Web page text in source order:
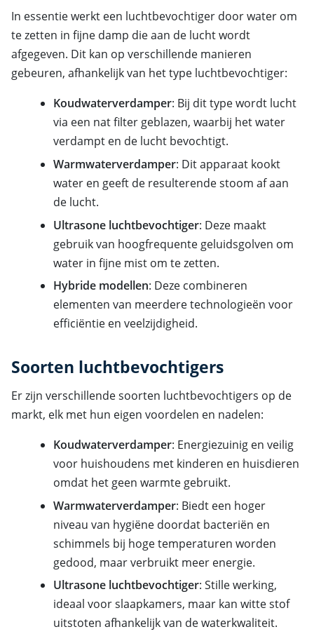
In essentie werkt een luchtbevochtiger door water om
te zetten in fijne damp die aan de lucht wordt
afgegeven. Dit kan op verschillende manieren
gebeuren, afhankelijk van het type luchtbevochtiger:
Koudwaterverdamper: Bij dit type wordt lucht
via een nat filter geblazen, waarbij het water
verdampt en de lucht bevochtigt.
Warmwaterverdamper: Dit apparaat kookt
water en geeft de resulterende stoom af aan
de lucht.
Ultrasone luchtbevochtiger: Deze maakt
gebruik van hoogfrequente geluidsgolven om
water in fijne mist om te zetten.
Hybride modellen: Deze combineren
elementen van meerdere technologieën voor
efficiëntie en veelzijdigheid.
Soorten luchtbevochtigers
Er zijn verschillende soorten luchtbevochtigers op de
markt, elk met hun eigen voordelen en nadelen:
Koudwaterverdamper: Energiezuinig en veilig
voor huishoudens met kinderen en huisdieren
omdat het geen warmte gebruikt.
Warmwaterverdamper: Biedt een hoger
niveau van hygiëne doordat bacteriën en
schimmels bij hoge temperaturen worden
gedood, maar verbruikt meer energie.
Ultrasone luchtbevochtiger: Stille werking,
ideaal voor slaapkamers, maar kan witte stof
uitstoten afhankelijk van de waterkwaliteit.